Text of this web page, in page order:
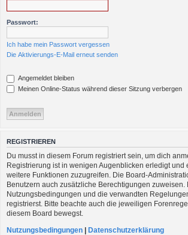
Passwort:
Ich habe mein Passwort vergessen
Die Aktivierungs-E-Mail erneut senden
Angemeldet bleiben
Meinen Online-Status während dieser Sitzung verbergen
REGISTRIEREN
Du musst in diesem Forum registriert sein, um dich
Registrierung ist in wenigen Augenblicken erledigt und
weitere Funktionen zuzugreifen. Die Board-
Benutzern auch zusätzliche Berechtigungen zuweisen.
Nutzungsbedingungen und die verwandten
registrierst. Bitte beachte auch die jeweiligen
diesem Board bewegst.
Nutzungsbedingungen | Datenschutzerklärung